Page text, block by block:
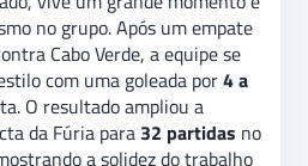
no grupo. Após um empate
Cabo Verde, a equipe se
com uma goleada por4 a
O resultado ampliou a
da Fúria para 32 partidas no
a solidez do trabalho